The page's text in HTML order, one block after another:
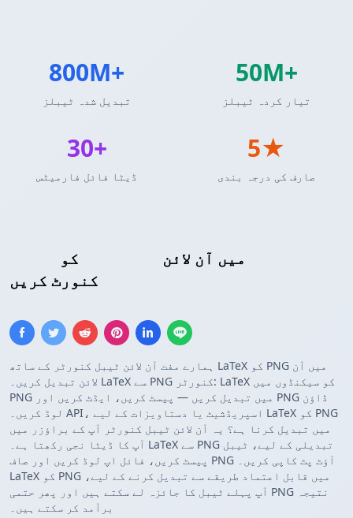
میں آن لائن
کنورٹ کریں
ہمارے مفت آن لائن ٹیبل کنورٹر کے ساتھ LaTeX کو PNG میں آن
لائن تبدیل کریں۔ LaTeX سے PNG کنورٹر: LaTeX کو سیکنڈوں میں
PNG میں تبدیل کریں — پیسٹ کریں، ایڈٹ کریں اور PNG ڈاؤن
لوڈ کریں۔ API، اسپریڈشیٹ یا دستاویزات کے لیے LaTeX کو PNG
میں تبدیل کرنا ہے؟ یہ آن لائن ٹیبل کنورٹر آپ کے براؤزر میں
آپ کا ڈیٹا نجی رکھتا ہے۔ LaTeX سے PNG تبدیلی کے لیے، ٹیبل
پیسٹ کریں، فائل اپ لوڈ کریں اور صاف PNG آؤٹ پٹ کاپی کریں۔
LaTeX کو PNG میں قابل اعتماد طریقے سے تبدیل کرنے کے لیے،
آپ پہلے ٹیبل کا جائزہ لے سکتے ہیں اور پھر حتمی PNG نتیجہ
برآمد کر سکتے ہیں۔
800M+
تبدیل شدہ ٹیبلز
50M+
تیار کردہ ٹیبلز
30+
ڈیٹا فائل فارمیٹس
5★
صارف کی درجہ بندی